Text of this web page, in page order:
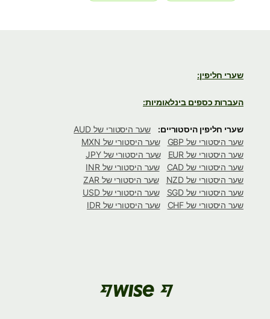
שערי חליפין:
העברות כספים בינלאומיות:
שערי חליפין היסטוריים:
שער היסטורי של AUD
שער היסטורי של GBP
שער היסטורי של MXN
שער היסטורי של EUR
שער היסטורי של JPY
שער היסטורי של CAD
שער היסטורי של INR
שער היסטורי של NZD
שער היסטורי של ZAR
שער היסטורי של SGD
שער היסטורי של USD
שער היסטורי של CHF
שער היסטורי של IDR